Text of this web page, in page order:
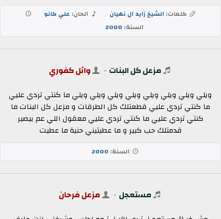
كلمات: الشيخ زايد ال نهيان الحان: علي كانو
السنة: 2000
مزعل كل البنات - وائل كفوري
ويلي ويلي ويلي ويلي ويلي ويلي ويلي ويلي ما كنتي تردي عليي
ما كنتي تردي عليي قطعتلك كل الطرقات و مزعل كل البنات ما
كنتي تردي عليي ما كنتي تردي عليي معقول اللي عم بيصير
قدمتلك حب كبير و ما عطيتيني حنية ما عطيت
السنة: 2000
مستعجل - مزعل فرحان